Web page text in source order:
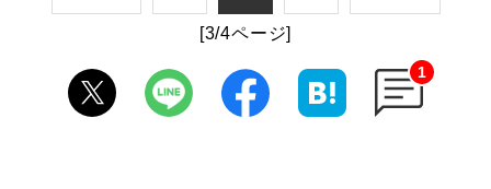
[3/4ページ]
1